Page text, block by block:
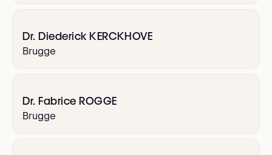
Dr. Diederick KERCKHOVE
Brugge
Dr. Fabrice ROGGE
Brugge